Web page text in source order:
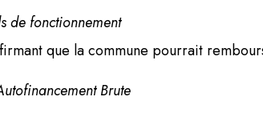
de fonctionnement
que la commune pourrait
Brute